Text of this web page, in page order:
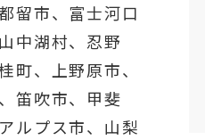
留市、 富士河口
中湖村、忍野
町、上野原市、
、笛吹市、甲斐
ルプス市、山梨